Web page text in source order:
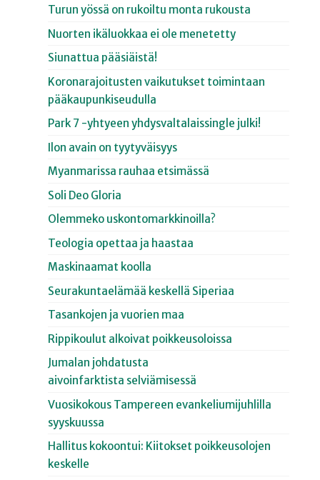
Turun yössä on rukoiltu monta rukousta
Nuorten ikäluokkaa ei ole menetetty
Siunattua pääsiäistä!
Koronarajoitusten vaikutukset toimintaan
pääkaupunkiseudulla
Park 7 -yhtyeen yhdysvaltalaissingle julki!
Ilon avain on tyytyväisyys
Myanmarissa rauhaa etsimässä
Soli Deo Gloria
Olemmeko uskontomarkkinoilla?
Teologia opettaa ja haastaa
Maskinaamat koolla
Seurakuntaelämää keskellä Siperiaa
Tasankojen ja vuorien maa
Rippikoulut alkoivat poikkeusoloissa
Jumalan johdatusta
aivoinfarktista selviämisessä
Vuosikokous Tampereen evankeliumijuhlilla
syyskuussa
Hallitus kokoontui: Kiitokset poikkeusolojen
keskelle